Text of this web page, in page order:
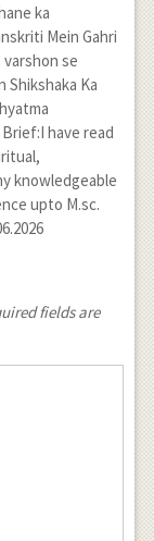
ka
Mein Gahri
varshon se
Shikshaka Ka
have read
knowledgeable
upto M.sc.
fields are